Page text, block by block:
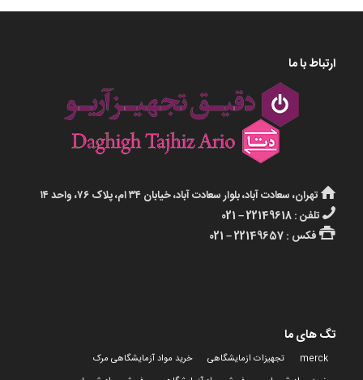
ارتباط با ما
تهران، سعادت آباد، بلوار سعادت آباد، خیابان ۳۴ ام، پلاک ۷۶، واحد ۱۴
تلفن : 22149618 – 021
فکس : 22149657 – 021
تگ های ما
merck تجهیزات ازمایشگاهی
خرید مواد آزمایشگاهی مرک